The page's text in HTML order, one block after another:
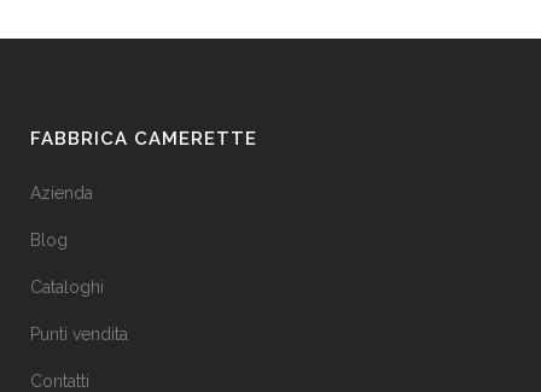
FABBRICA CAMERETTE
Azienda
Blog
Cataloghi
Punti vendita
Contatti